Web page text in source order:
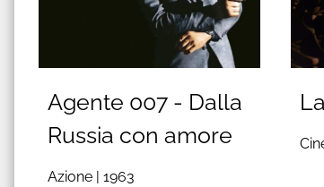
Agente 007 - Dalla
Russia con amore
Azione | 1963